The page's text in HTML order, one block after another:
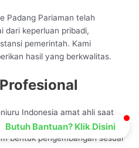
Padang Pariaman telah
dari keperluan pribadi,
pemerintah. Kami
hasil yang berkwalitas.
Indonesia amat ahli saat
Data Technologi, kami telah
bentuk pengembangan sesuai
Butuh Bantuan? Klik Disini